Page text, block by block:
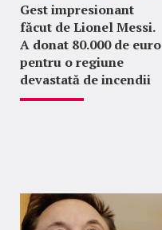
Gest impresionant
făcut de Lionel Messi.
A donat 80.000 de euro
pentru o regiune
devastată de incendii